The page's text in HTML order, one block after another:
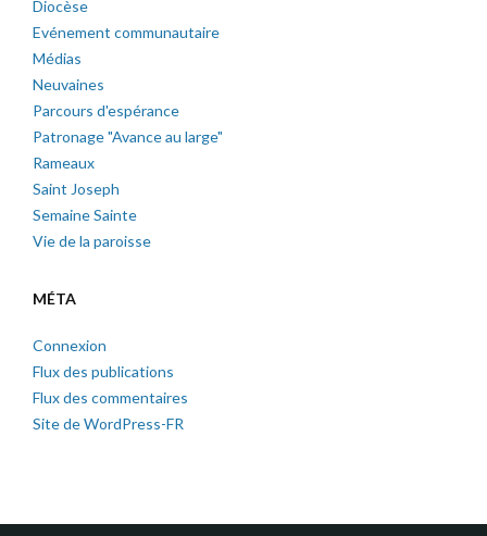
Diocèse
Evénement communautaire
Médias
Neuvaines
Parcours d'espérance
Patronage "Avance au large"
Rameaux
Saint Joseph
Semaine Sainte
Vie de la paroisse
MÉTA
Connexion
Flux des publications
Flux des commentaires
Site de WordPress-FR